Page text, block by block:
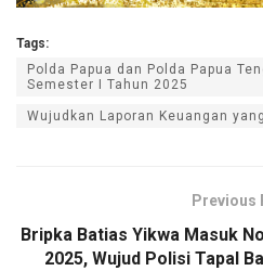
Tags:
Polda Papua dan Polda Papua
Semester I Tahun 2025
Wujudkan Laporan Keuangan
Previous
Bripka Batias Yikwa Masuk
2025, Wujud Polisi Tapal